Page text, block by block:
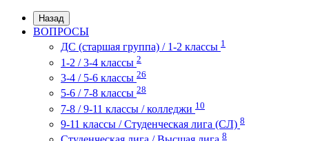
Назад
ВОПРОСЫ
ДС (старшая группа) / 1-2 классы 1
1-2 / 3-4 классы 2
3-4 / 5-6 классы 26
5-6 / 7-8 классы 28
7-8 / 9-11 классы / колледжи 10
9-11 классы / Студенческая лига (СЛ) 8
8